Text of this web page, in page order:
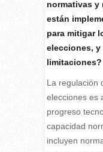
normativas y
están
para mitigar
elecciones,
limitaciones?
La regulación
elecciones es
progreso
capacidad
incluyen